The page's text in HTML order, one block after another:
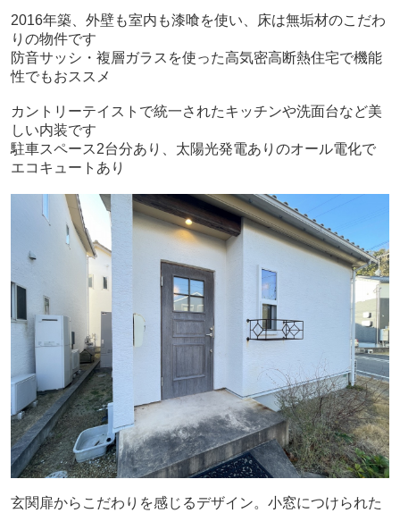
2016年築、外壁も室内も漆喰を使い、床は無垢材のこだわ
りの物件です
防音サッシ・複層ガラスを使った高気密高断熱住宅で機能
性でもおススメ
カントリーテイストで統一されたキッチンや洗面台など美
しい内装です
駐車スペース2台分あり、太陽光発電ありのオール電化で
エコキュートあり
玄関扉からこだわりを感じるデザイン。小窓につけられた